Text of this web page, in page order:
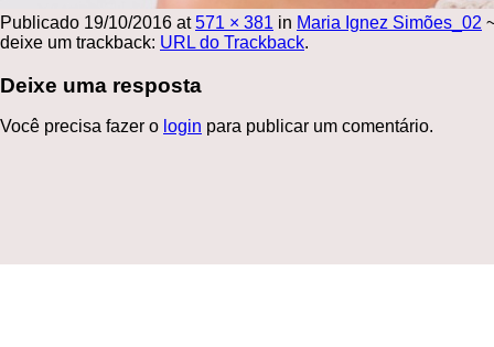
Publicado 19/10/2016 at571 × 381 in Maria Ignez Simões_02
deixe um trackback: URL do Trackback.
Deixe uma resposta
Você precisa fazer o login para publicar um comentário.